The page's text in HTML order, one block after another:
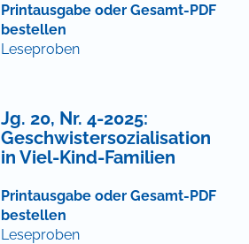
Printausgabe oder Gesamt-PDF
bestellen
Leseproben
Jg. 20, Nr. 4-2025:
Geschwistersozialisation
in Viel-Kind-Familien
Printausgabe oder Gesamt-PDF
bestellen
Leseproben